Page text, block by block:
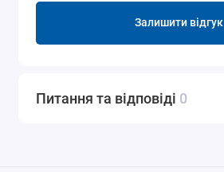
Залишити відгук
Питання та відповіді 0